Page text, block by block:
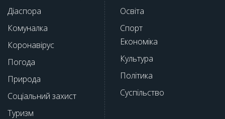
Діаспора
Комуналка
Коронавірус
Погода
Природа
Соціальний захист
Туризм
Освіта
Спорт
Економіка
Культура
Політика
Суспільство